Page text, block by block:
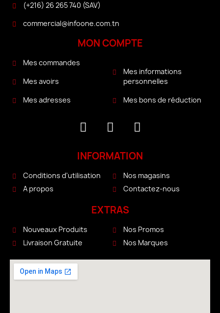
(+216) 26 265 740 (SAV)
commercial@infoone.com.tn
MON COMPTE
Mes commandes
Mes avoirs
Mes adresses
Mes informations
personnelles
Mes bons de réduction
INFORMATION
Conditions d'utilisation
A propos
Nos magasins
Contactez-nous
EXTRAS
Nouveaux Produits
Livraison Gratuite
Nos Promos
Nos Marques